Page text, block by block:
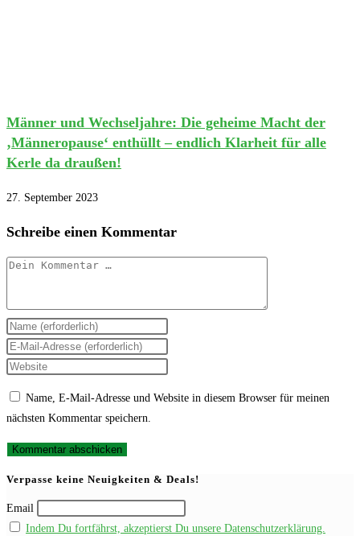
Männer und Wechseljahre: Die geheime Macht der
‚Männeropause‘ enthüllt – endlich Klarheit für alle
Kerle da draußen!
27. September 2023
Schreibe einen Kommentar
Kommentar
Gib
deinen
Namen
Benutzernamen
Kommentieren
Gib
deine
zum
ein
Gib
ein
Name, E-Mail-Adresse und Website in diesem Browser für meinen
nächsten Kommentar speichern.
Verpasse keine Neuigkeiten & Deals!
Email
Indem Du fortfährst, akzeptierst Du unsere Datenschutzerklärung.